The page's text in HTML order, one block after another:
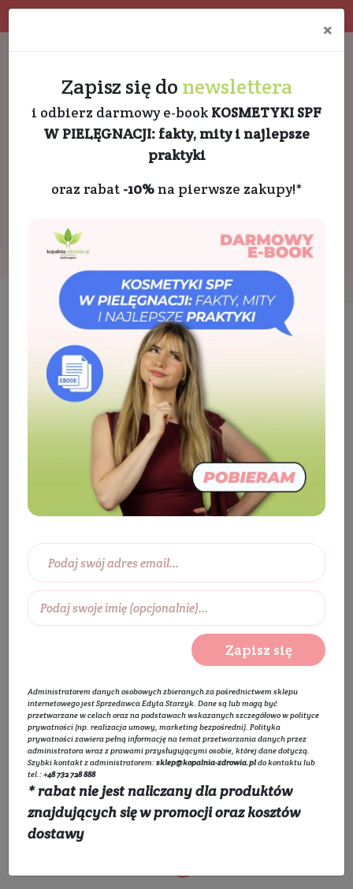
Kosmetyki Twarz
Serum do twarzy
Serum do cery dojrzałej
Serum Beauty Coctail - Botanical Antiox Serum
BESTSELLER
Serum Beauty Coctail -
Botanical Antiox Serum
×
Zapisz się do newslettera
i odbierz darmowy e-book KOSMETYKI SPF
W PIELĘGNACJI: fakty, mity i najlepsze
praktyki
oraz rabat -10%na pierwsze zakupy!*
Zapisz się
Administratorem danych osobowych zbieranych za pośrednictwem sklepu
internetowego jest Sprzedawca Edyta Starzyk. Dane są lub mogą być
przetwarzane w celach oraz na podstawach wskazanych szczegółowo wpolityce
prywatności (np. realizacja umowy, marketing bezpośredni). Polityka
prywatnościzawiera pełną informację na temat przetwarzania danych przez
administratora wraz z prawami przysługującymi osobie, której dane dotyczą.
Szybki kontakt z administratorem:sklep@kopalnia-zdrowia.pldo kontaktu lub
tel.:+48 732 728 888
* rabat nie jest naliczany dla produktów
znajdujących się w promocji oraz kosztów
dostawy